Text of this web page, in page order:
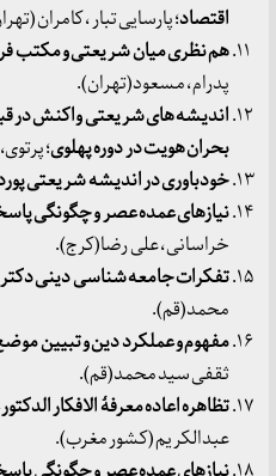
اقتصاد؛ پارسایی تبار ، کامران
هم نظری میان شریعتی و مکتب
پدرام ، مسعود(تهران).
اندیشه های شریعتی واکنش در
بحران هویت در دوره پهلوی؛
خودباوری در اندیشه شریعتی
نیازهای عمده عصر و چگونگی
خراسانی ، علی رضا(کرج).
تفکرات جامعه شناسی دینی
محمد(قم).
مفهوم و عملکرد دین و تبیین
ثقفی سید محمد(قم).
تظاهره اعاده معرفۀ الافکار
عبدالکریم (کشور مغرب).